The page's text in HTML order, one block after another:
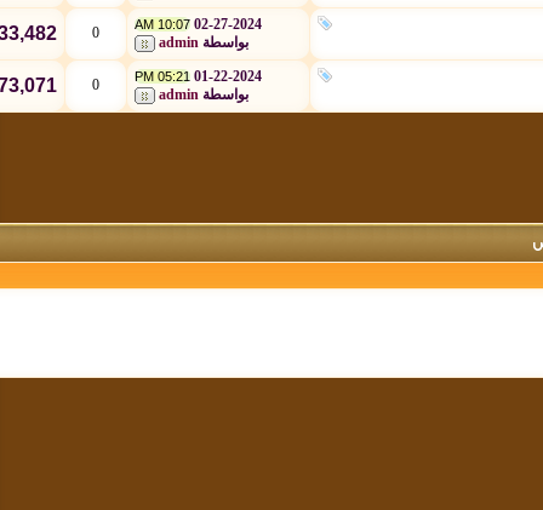
02-27-2024
10:07 AM
بواسطةadmin
633,482
01-22-2024
05:21 PM
بواسطةadmin
573,071